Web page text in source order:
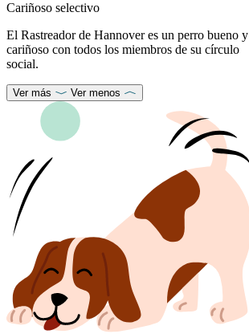
Cariñoso selectivo
El Rastreador de Hannover es un perro bueno y
cariñoso con todos los miembros de su círculo
social.
Ver más Ver menos